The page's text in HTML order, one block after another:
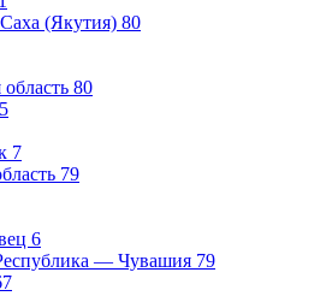
(Якутия) 80
80
7
79
6
— Чувашия 79